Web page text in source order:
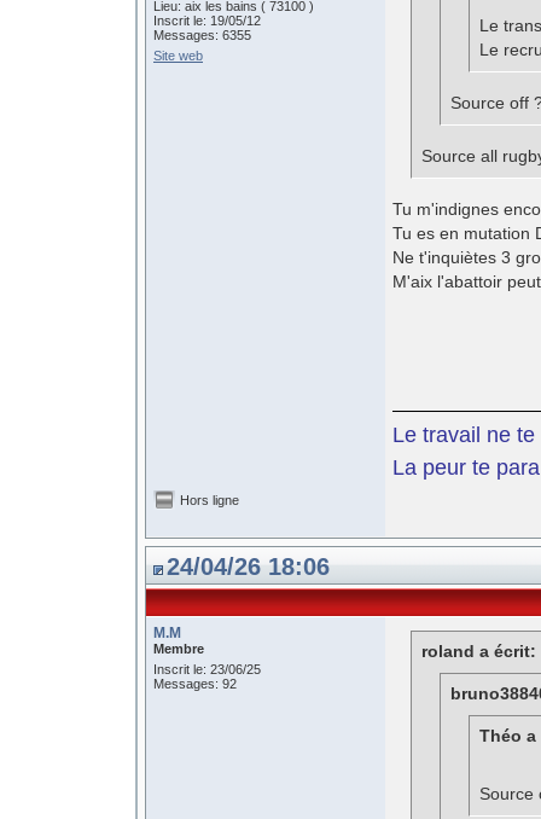
Lieu: aix les bains ( 73100 )
Inscrit le: 19/05/12
Messages: 6355
Site web
Le
Le
Source off
Source all
Tu m'indignes
Tu es en mutation
Ne t'inquiètes 3
M'aix l'abattoir
Le travail ne
La peur te
Hors ligne
24/04/26 18:06
M.M
Membre
Inscrit le: 23/06/25
Messages: 92
roland a écrit:
Théo
Source